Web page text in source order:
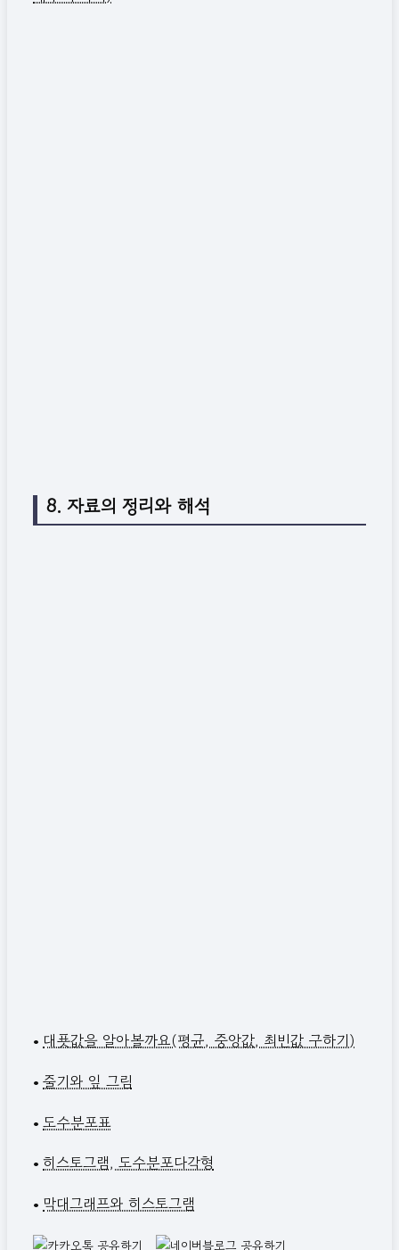
8. 자료의 정리와 해석
• 대푯값을 알아볼까요(평균, 중앙값, 최빈값 구하기)
•줄기와 잎 그림
•도수분포표
•히스토그램, 도수분포다각형
• 막대그래프와 히스토그램